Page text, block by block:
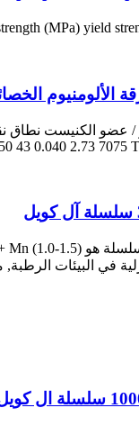
(MPa) yield
0.040 2.73 7075
الرطبة, مثل مكيفات